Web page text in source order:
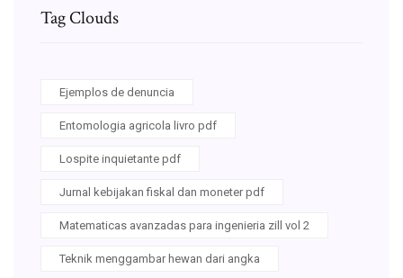
Tag Clouds
Ejemplos de denuncia
Entomologia agricola livro pdf
Lospite inquietante pdf
Jurnal kebijakan fiskal dan moneter pdf
Matematicas avanzadas para ingenieria zill vol 2
Teknik menggambar hewan dari angka